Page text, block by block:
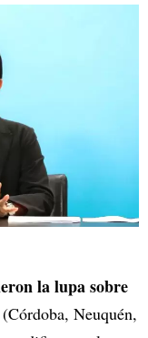
la lupa sobre
Neuquén,